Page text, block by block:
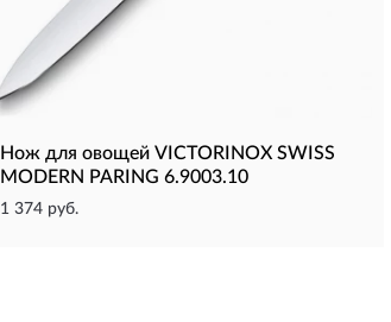
Нож для овощей VICTORINOX SWISS
MODERN PARING 6.9003.10
1 374 руб.